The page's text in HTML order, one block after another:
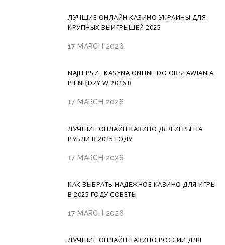
ЛУЧШИЕ ОНЛАЙН КАЗИНО УКРАИНЫ ДЛЯ
КРУПНЫХ ВЫИГРЫШЕЙ 2025
17 MARCH 2026
NAJLEPSZE KASYNA ONLINE DO OBSTAWIANIA
PIENIĘDZY W 2026 R
17 MARCH 2026
ЛУЧШИЕ ОНЛАЙН КАЗИНО ДЛЯ ИГРЫ НА
РУБЛИ В 2025 ГОДУ
17 MARCH 2026
КАК ВЫБРАТЬ НАДЕЖНОЕ КАЗИНО ДЛЯ ИГРЫ
В 2025 ГОДУ СОВЕТЫ
17 MARCH 2026
ЛУЧШИЕ ОНЛАЙН КАЗИНО РОССИИ ДЛЯ